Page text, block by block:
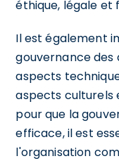
éthique, légale et
Il est également
gouvernance des
aspects
aspects culturels
pour que la
efficace, il est
l'organisation